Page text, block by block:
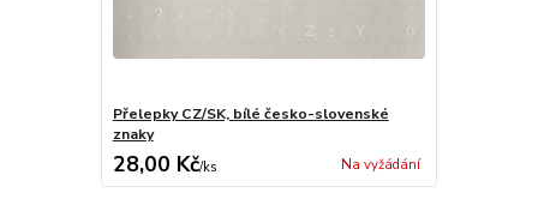
Přelepky CZ/SK, bílé česko-slovenské
znaky
28,00 Kč/ks Na vyžádání